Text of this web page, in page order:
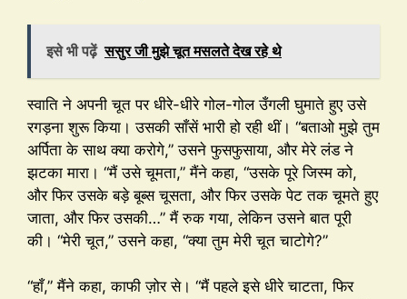
इसे भी पढ़ें ससुर जी मुझे चूत मसलते देख रहे थे
स्वाति ने अपनी चूत पर धीरे-धीरे गोल-गोल उँगली घुमाते हुए उसे
रगड़ना शुरू किया। उसकी साँसें भारी हो रही थीं। “बताओ मुझे तुम
अर्पिता के साथ क्या करोगे,” उसने फुसफुसाया, और मेरे लंड ने
झटका मारा। “मैं उसे चूमता,” मैंने कहा, “उसके पूरे जिस्म को,
और फिर उसके बड़े बूब्स चूसता, और फिर उसके पेट तक चूमते हुए
जाता, और फिर उसकी…” मैं रुक गया, लेकिन उसने बात पूरी
की। “मेरी चूत,” उसने कहा, “क्या तुम मेरी चूत चाटोगे?”
“हाँ,” मैंने कहा, काफी ज़ोर से। “मैं पहले इसे धीरे चाटता, फिर